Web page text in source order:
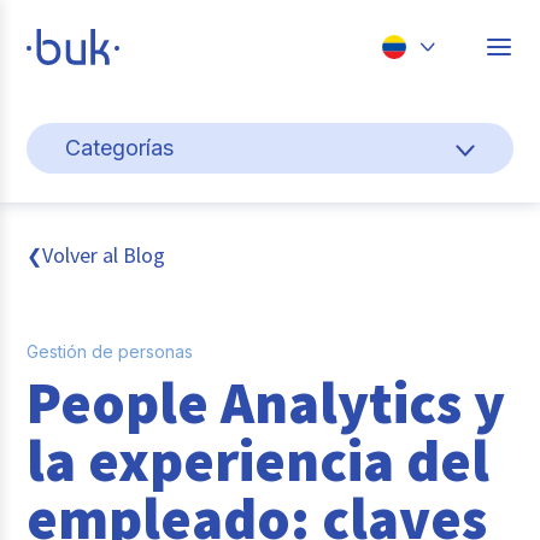
Perú
Categorías
Cultura y bienestar laboral
Gestión de personas
Pago de nómina
Buk
Transformación digital
Tendencias y Data
❮Volver al Blog
Gestión de personas
People Analytics y
la experiencia del
empleado: claves